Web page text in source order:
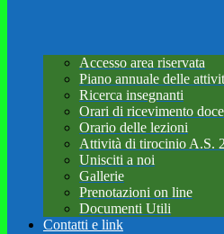
Accesso area riservata
Piano annuale delle
Ricerca insegnanti
Orari di ricevimento
Orario delle lezioni
Attività di tirocinio A.S.
Unisciti a noi
Gallerie
Prenotazioni on line
Documenti Utili
Contatti e link